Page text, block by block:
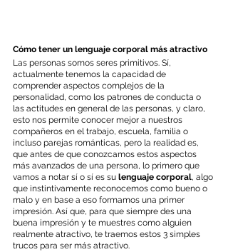
Cómo tener un lenguaje corporal más atractivo
Las personas somos seres primitivos. Sí,
actualmente tenemos la capacidad de
comprender aspectos complejos de la
personalidad, como los patrones de conducta o
las actitudes en general de las personas, y claro,
esto nos permite conocer mejor a nuestros
compañeros en el trabajo, escuela, familia o
incluso parejas románticas, pero la realidad es,
que antes de que conozcamos estos aspectos
más avanzados de una persona, lo primero que
vamos a notar sí o sí es su lenguaje corporal, algo
que instintivamente reconocemos como bueno o
malo y en base a eso formamos una primer
impresión. Así que, para que siempre des una
buena impresión y te muestres como alguien
realmente atractivo, te traemos estos 3 simples
trucos para ser más atractivo.